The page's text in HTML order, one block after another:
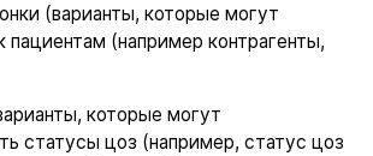
(варианты, которые могут
пациентам (например контрагенты,
которые могут
статусы цоз (например, статус цоз